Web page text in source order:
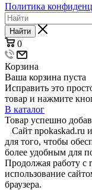
Политика
Найти
0
Корзина
Ваша корзина пуста
Исправить это
товар и нажмите
В каталог
Товар успешно
Сайт npokaskad.ru
для того, чтобы
более удобным для
Продолжая работу с
использование
браузера.